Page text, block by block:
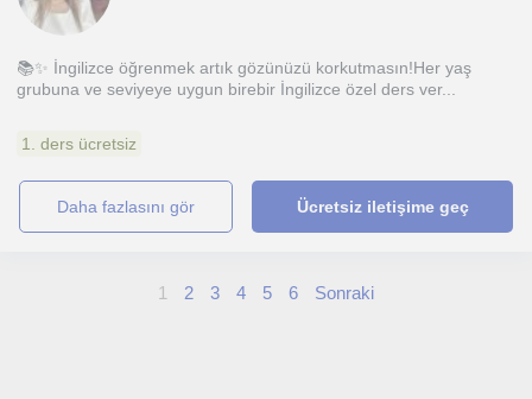
📚✨ İngilizce öğrenmek artık gözünüzü korkutmasın!Her yaş
grubuna ve seviyeye uygun birebir İngilizce özel ders ver...
1. ders ücretsiz
daha fazlasını gör Ücretsiz iletişime geç
1 2 3 4 5 6 Sonraki